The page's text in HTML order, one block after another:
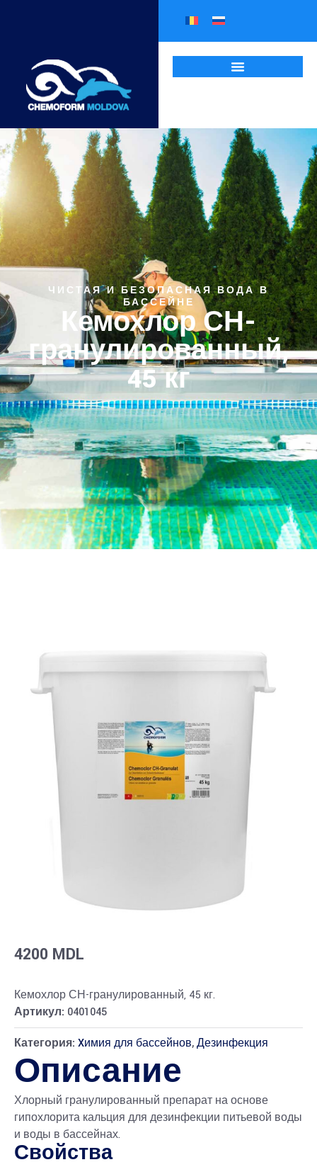
ЧИСТАЯ И БЕЗОПАСНАЯ ВОДА В
БАССЕЙНЕ
Кемохлор СН-
гранулированный,
45 кг
4200 MDL
Кемохлор СН-гранулированный, 45 кг.
Артикул: 0401045
Категория: Xимия для бассейнов,Дезинфекция
Описание
Хлорный гранулированный препарат на основе
гипохлорита кальция для дезинфекции питьевой воды
и воды в бассейнах.
Свойства